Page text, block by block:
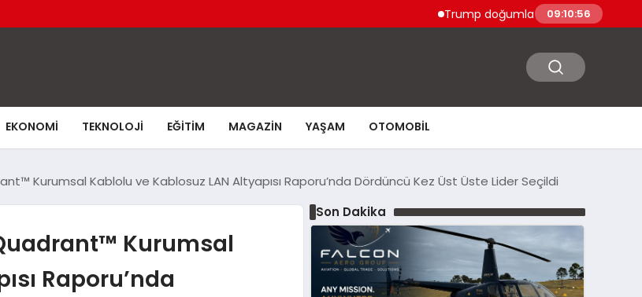
Trump doğumla vatandaşlık ve doğum
09:10:57
EKONOMI TEKNOLOJI EĞITIM MAGAZIN YAŞAM OTOMOBIL
Kurumsal Kablolu ve Kablosuz LAN Altyapısı Raporu’nda Dördüncü Kez Üst Üste Lider Seçildi
Kurumsal
Raporu’nda
Son Dakika